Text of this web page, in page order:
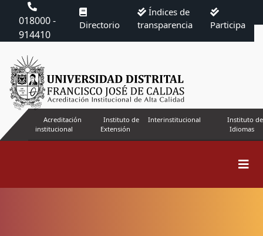
018000 -
914410
Directorio
Índices de
transparencia
Participa
Acreditación
institucional
Instituto de
Extensión
Interinstitucional
Instituto de
Idiomas